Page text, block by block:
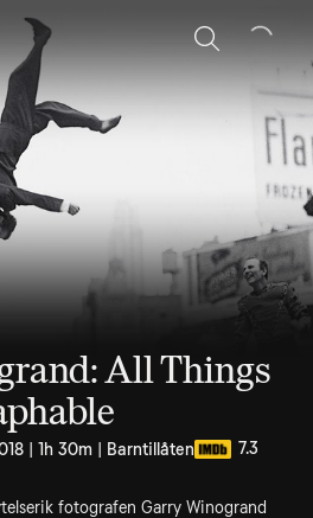
Sök
All Things
| 1h 30m | Barntillåten 7.3
fotografen Garry Winogrand